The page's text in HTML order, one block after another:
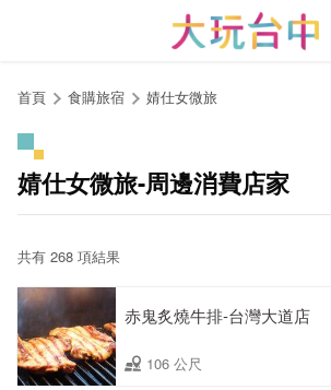
首頁 食購旅宿 婧仕女微旅
婧仕女微旅-周邊消費店家
共有 268 項結果
赤鬼炙燒牛排-台灣大道店
106 公尺